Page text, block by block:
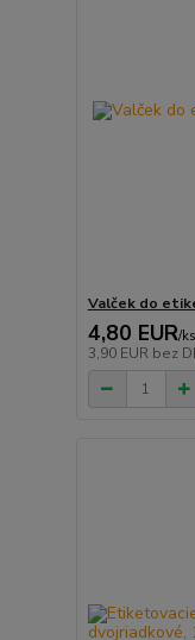
Valček do
4,80 EUR/ks
3,90 EUR bez